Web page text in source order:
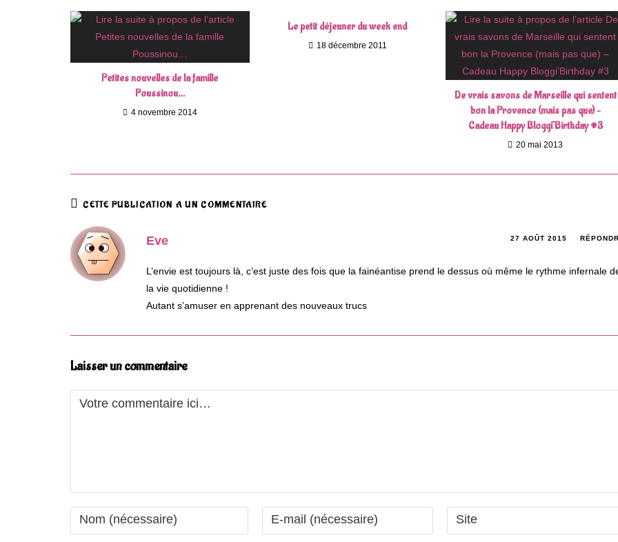
Petites nouvelles de la famille
Poussinou…
4 novembre 2014
Le petit déjeuner du week end
18 décembre 2011
De vrais savons de Marseille qui sentent
bon la Provence (mais pas que) –
Cadeau Happy Bloggi’Birthday #3
20 mai 2013
CETTE PUBLICATION A UN COMMENTAIRE
Eve 27 AOÛT 2015
L’envie est toujours là, c’est juste des fois que la fainéantise prend le dessus où même le rythme infernale
la vie quotidienne !
Autant s’amuser en apprenant des nouveaux trucs
Laisser un commentaire
Comment
Enter
your
Enter
your
Saisir
l’URL